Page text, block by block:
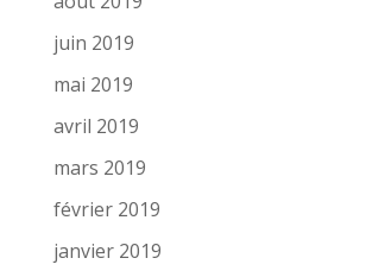
juin 2019
mai 2019
avril 2019
mars 2019
février 2019
janvier 2019